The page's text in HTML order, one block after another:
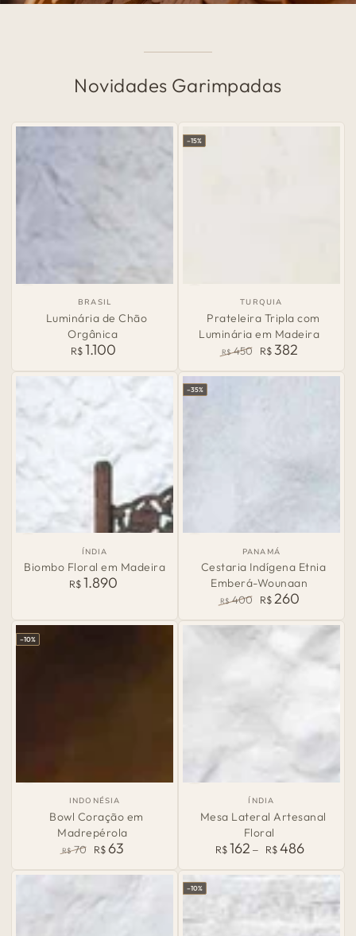
Novidades Garimpadas
País
Origem:
BRASIL
Luminária de Chão
Orgânica
Preço
R$ 1.100
País
de
Origem:
TURQUIA
Prateleira Tripla com
Luminária em Madeira
normal
R$ 450
de
R$382
–15%
País
de
Origem:
ÍNDIA
Biombo Floral em Madeira
Preço
R$ 1.890
País
de
Origem:
PANAMÁ
Cestaria Indígena Etnia
Emberá-Wounaan
normal
R$ 400
de
R$260
–35%
País
Origem:
INDONÉSIA
Bowl Coração em
Madrepérola
normal
R$ 70
de
venda
R$ 63
–10%
País
de
Origem:
ÍNDIA
Mesa Lateral Artesanal
Floral
Preço
R$162 R$486
–10%